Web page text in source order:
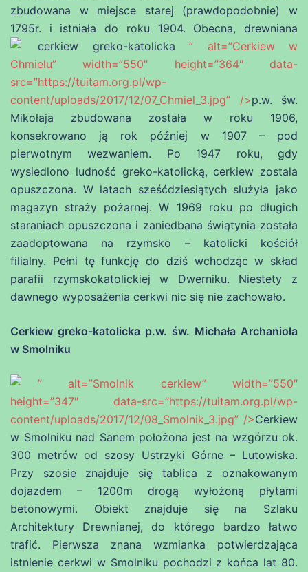
zbudowana w miejsce starej (prawdopodobnie) w
1795r. i istniała do roku 1904. Obecna, drewniana
cerkiew greko-katolicka ” alt=”Cerkiew w
Chmielu” width=”550″ height=”364″ data-
src=”https://tuitam.org.pl/wp-
content/uploads/2017/12/07_Chmiel_3.jpg” />p.w. św.
Mikołaja zbudowana została w roku 1906,
konsekrowano ją rok później w 1907– pod
pierwotnym wezwaniem. Po 1947 roku, gdy
wysiedlono ludność greko-katolicką, cerkiew została
opuszczona. W latach sześćdziesiątych służyła jako
magazyn straży pożarnej. W 1969 roku po długich
staraniach opuszczona i zaniedbana świątynia została
zaadoptowana na rzymsko – katolicki kościół
filialny. Pełni tę funkcję do dziś wchodząc w skład
parafii rzymskokatolickiej w Dwerniku. Niestety z
dawnego wyposażenia cerkwi nic się nie zachowało.
Cerkiew greko-katolicka p.w. św. Michała Archanioła
w Smolniku
” alt=”Smolnik cerkiew” width=”550″
height=”347″ data-src=”https://tuitam.org.pl/wp-
content/uploads/2017/12/08_Smolnik_3.jpg” />Cerkiew
w Smolniku nad Sanem położona jest na wzgórzu ok.
300 metrów od szosy Ustrzyki Górne – Lutowiska.
Przy szosie znajduje się tablica z oznakowanym
dojazdem – 1200m drogą wyłożoną płytami
betonowymi. Obiekt znajduje się na Szlaku
Architektury Drewnianej, do którego bardzo łatwo
trafić. Pierwsza znana wzmianka potwierdzająca
istnienie cerkwi w Smolniku pochodzi z końca lat 80.